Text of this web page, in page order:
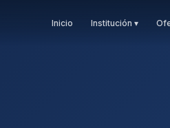
Inicio Institución ▾